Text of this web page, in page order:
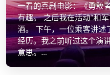
一看的喜剧电影：《勇敢
有趣。 之后我在活动“和
酒。 下午，一位乘客讲述
经历。我之前听过这个演
意思。...